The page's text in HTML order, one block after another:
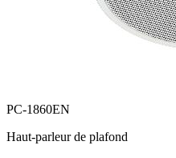
PC-1860EN
Haut-parleur de plafond